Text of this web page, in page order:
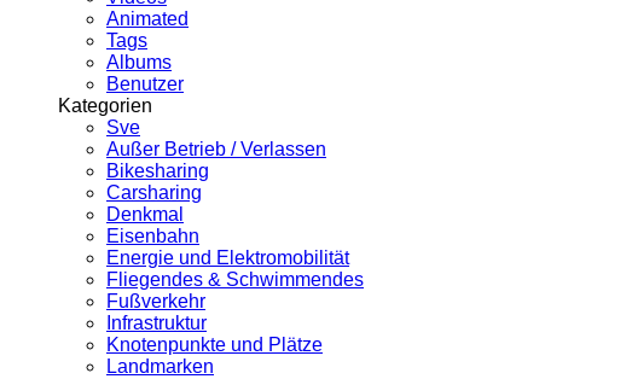
Animated
Tags
Albums
Benutzer
Kategorien
Sve
Außer Betrieb / Verlassen
Bikesharing
Carsharing
Denkmal
Eisenbahn
Energie und Elektromobilität
Fliegendes & Schwimmendes
Fußverkehr
Infrastruktur
Knotenpunkte und Plätze
Landmarken